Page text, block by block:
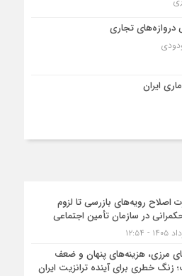
دروازه‌های تجاری
ایران
اصلاح رویه‌های بازرسی تا لزوم
در سازمان تأمین اجتماعی
مرزی، هزینه‌های پنهان و ضعف
زنگ خطری برای آینده ترانزیت ایران